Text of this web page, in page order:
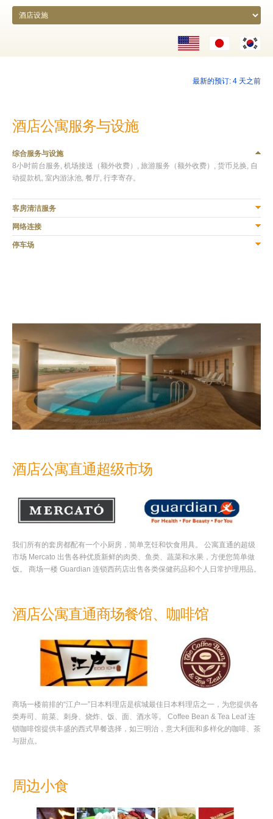
最新的预订: 4 天之前
酒店公寓服务与设施
综合服务与设施
8小时前台服务, 机场接送（额外收费）, 旅游服务（额外收费）, 货币兑换, 自
动提款机, 室内游泳池, 餐厅, 行李寄存。
客房清洁服务
免费! 每周一次客房清洁服务。
网络连接
免费! 客房内无线网络连接 (Free In-room WiFi)。
停车场
酒店公寓直通超级市场
我们所有的套房都配有一个小厨房，简单烹饪和饮食用具。 公寓直通的超级
市场 Mercato 出售各种优质新鲜的肉类、鱼类、蔬菜和水果，方便您简单做
饭。 商场一楼 Guardian 连锁西药店出售各类保健药品和个人日常护理用品。
酒店公寓直通商场餐馆、咖啡馆
商场一楼前排的“江户一”日本料理店是槟城最佳日本料理店之一，为您提供各
类寿司、前菜、刺身、烧炸、饭、面、酒水等。 Coffee Bean & Tea Leaf 连
锁咖啡馆提供丰盛的西式早餐选择，如三明治，意大利面和多样化的咖啡、茶
与甜点。
周边小食